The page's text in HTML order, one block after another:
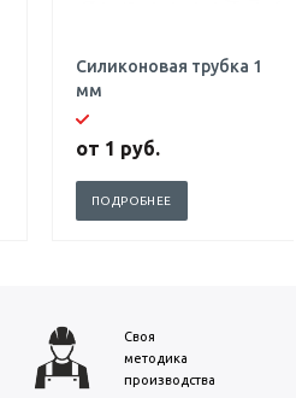
Силиконовая трубка 1
мм
от 1 руб.
ПОДРОБНЕЕ
Своя
методика
производства